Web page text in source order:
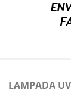
LAMPADA